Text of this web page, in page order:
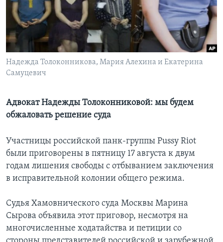
Learning English
СОЦИАЛЬНЫЕ СЕТИ
Надежда Толоконникова, Мария Алехина и Екатерина
Самуцевич
Адвокат Надежды Толоконниковой: мы будем
обжаловать решение суда
Участницы российской панк-группы Pussy Riot
были приговорены в пятницу 17 августа к двум
годам лишения свободы с отбыванием заключения
в исправительной колонии общего режима.
Судья Хамовнического суда Москвы Марина
Сырова объявила этот приговор, несмотря на
многочисленные ходатайства и петиции со